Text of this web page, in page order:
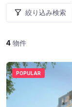
絞り込み検索
4 物件
POPULAR